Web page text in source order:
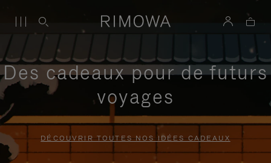
Des cadeaux pour de futurs
voyages
DÉCOUVRIR TOUTES NOS IDÉES CADEAUX